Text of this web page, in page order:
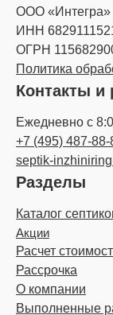
ООО «Интегра»
ИНН
ОГРН
Политика
Контакты
Ежедневно с
+7 (495) 487-88-
septik-
Разделы
Каталог
Акции
Расчет
Рассрочка
О компании
Выполненные